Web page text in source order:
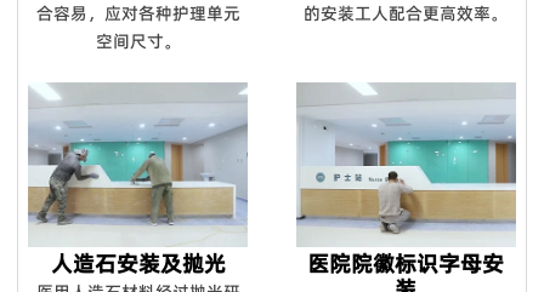
合容易，应对各种护理单元
空间尺寸。
的安装工人配合更高效率。
人造石安装及抛光
医院院徽标识字母安